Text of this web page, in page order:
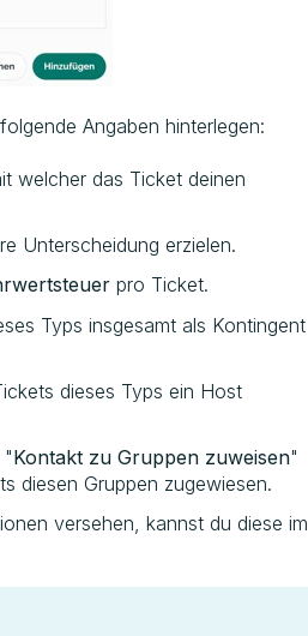
Angaben hinterlegen:
welcher das Ticket deinen
Unterscheidung erzielen.
pro Ticket.
Typs insgesamt als Kontingent
dieses Typs ein Host
"Kontakt zu Gruppen zuweisen"
diesen Gruppen zugewiesen.
versehen, kannst du diese im